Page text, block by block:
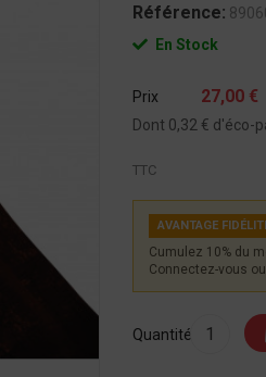
Référence:
En Stock
Prix 27,00 €
Dont 0,32 € d'éco-
TTC
AVANTAGE
Cumulez 10% du
Connectez-vous
Quantité